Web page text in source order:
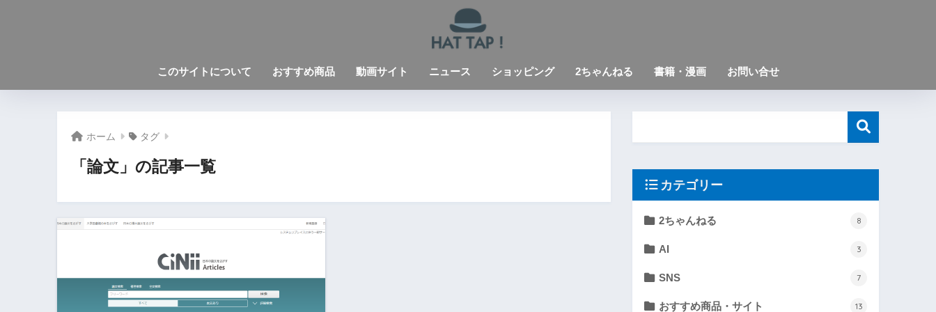
このサイトについて おすすめ商品 動画サイト ニュース ショッピング 2ちゃんねる 書籍・漫画 お問い合せ
ホーム タグ
「論文」の記事一覧
カテゴリー
2ちゃんねる 8
AI 3
SNS 7
おすすめ商品・サイト 13